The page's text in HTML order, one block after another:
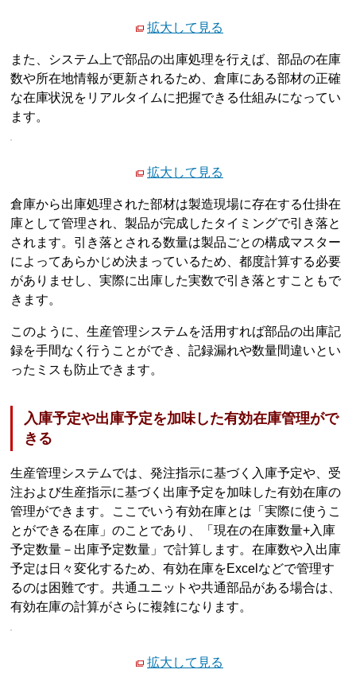
拡大して見る
また、システム上で部品の出庫処理を行えば、部品の在庫
数や所在地情報が更新されるため、倉庫にある部材の正確
な在庫状況をリアルタイムに把握できる仕組みになってい
ます。
拡大して見る
倉庫から出庫処理された部材は製造現場に存在する仕掛在
庫として管理され、製品が完成したタイミングで引き落と
されます。引き落とされる数量は製品ごとの構成マスター
によってあらかじめ決まっているため、都度計算する必要
がありませし、実際に出庫した実数で引き落とすこともで
きます。
このように、生産管理システムを活用すれば部品の出庫記
録を手間なく行うことができ、記録漏れや数量間違いとい
ったミスも防止できます。
入庫予定や出庫予定を加味した有効在庫管理がで
きる
生産管理システムでは、発注指示に基づく入庫予定や、受
注および生産指示に基づく出庫予定を加味した有効在庫の
管理ができます。ここでいう有効在庫とは「実際に使うこ
とができる在庫」のことであり、「現在の在庫数量+入庫
予定数量－出庫予定数量」で計算します。在庫数や入出庫
予定は日々変化するため、有効在庫をExcelなどで管理す
るのは困難です。共通ユニットや共通部品がある場合は、
有効在庫の計算がさらに複雑になります。
拡大して見る